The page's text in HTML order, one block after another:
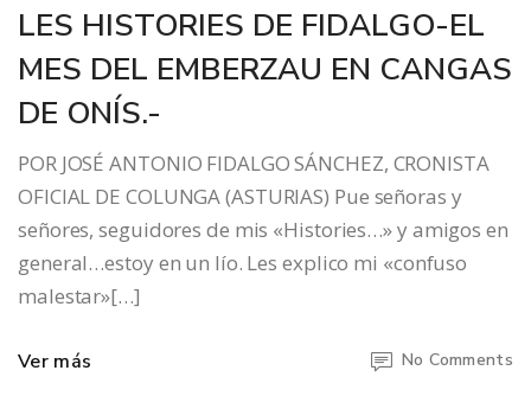
LES HISTORIES DE FIDALGO-EL
MES DEL EMBERZAU EN CANGAS
DE ONÍS.-
POR JOSÉ ANTONIO FIDALGO SÁNCHEZ, CRONISTA
OFICIAL DE COLUNGA (ASTURIAS) Pue señoras y
señores, seguidores de mis «Histories…» y amigos en
general…estoy en un lío. Les explico mi «confuso
malestar»[…]
Ver más No Comments